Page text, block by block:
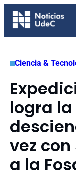
Saltar
Ciencia &
logra
vez
a la